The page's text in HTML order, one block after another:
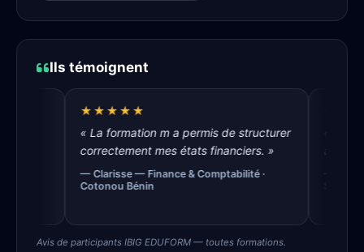
Ils témoignent
★★★★★
« La formation m a permis de structurer
correctement mes états financiers. »
— Clarisse — Finance & Comptabilité ·
Cotonou Bénin
« Les outils de
— Fatou —
Avis de participants IBIG EDUFORM — toutes formations.